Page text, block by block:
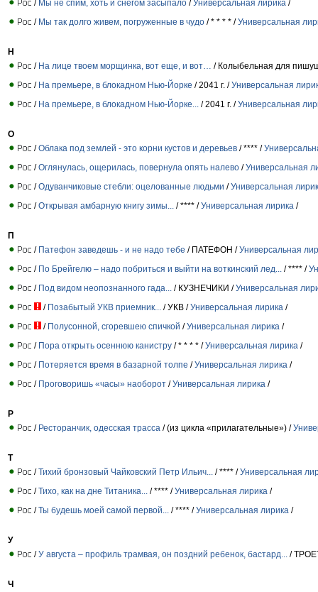
/ Мы не спим, хоть и снегом засыпало / Универсальная лирика /
/ Мы так долго живем, погруженные в чудо / * * * * /Универсальная
Н
/ На лице твоем морщинка, вот еще, и вот…
/ Колыбельная для
/ На премьере, в блокадном Нью-Йорке / 2041 г. /Универсальная
/ На премьере, в блокадном Нью-Йорке... / 2041 г. /Универсальная
О
/Облака под землей - это корни кустов и деревьев / **** /
/Оглянулась, ощерилась, повернула опять налево /Универсальная
/Одуванчиковые стебли: оцелованные людьми /Универсальная
/Открывая амбарную книгу зимы... / **** /Универсальная лирика /
П
/ Патефон заведешь - и не надо тебе / ПАТЕФОН /Универсальная
/ По Брейгелю – надо побриться и выйти на воткинский лед... / **** /
/ Под видом неопознанного гада... / КУЗНЕЧИКИ /Универсальная
/ Позабытый УКВ приемник... / УКВ /Универсальная лирика /
/ Полусонной, сгоревшею спичкой /Универсальная лирика /
/ Пора открыть осеннюю канистру / * * * * /Универсальная лирика /
/ Потеряется время в базарной толпе /Универсальная лирика /
/ Проговоришь «часы» наоборот /Универсальная лирика /
Р
/ Ресторанчик, одесская трасса / (из цикла «прилагательные») /
Т
/Тихий бронзовый Чайковский Петр Ильич... / **** /Универсальная
/Тихо, как на дне Титаника... / **** /Универсальная лирика /
/Ты будешь моей самой первой... / **** /Универсальная лирика /
У
/У августа – профиль трамвая, он поздний ребенок, бастард... /
Ч